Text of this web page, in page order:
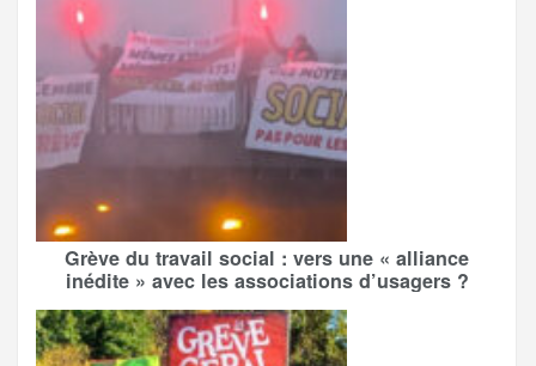
Grève du travail social : vers une « alliance
inédite » avec les associations d’usagers ?